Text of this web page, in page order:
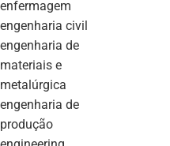
enfermagem
engenharia civil
engenharia de
materiais e
metalúrgica
engenharia de
produção